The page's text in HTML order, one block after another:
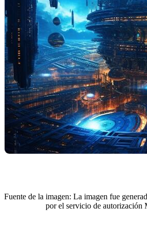
Fuente de la imagen: La imagen fue
por el servicio de autorización